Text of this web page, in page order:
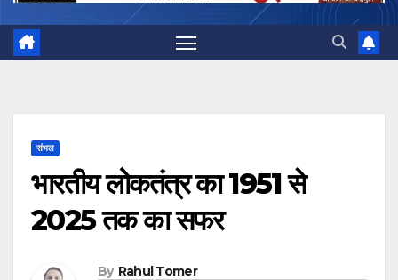
संभल
भारतीय लोकतंत्र का 1951 से
2025 तक का सफर
By Rahul Tomer